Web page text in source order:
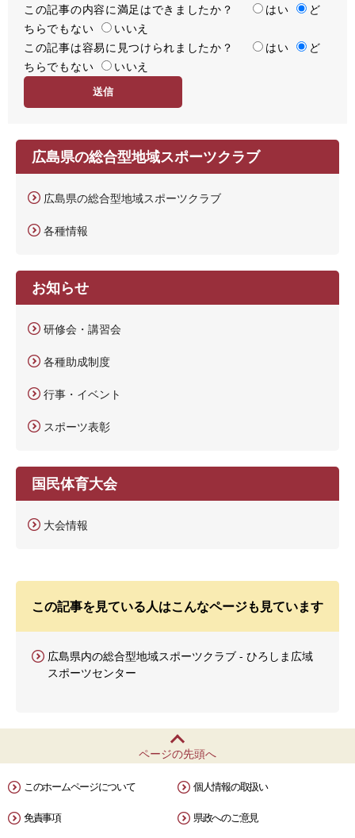
満
足
度
この記事の内容に満足はできましたか？ はい
ど
ちらでもない
いいえ
容
易
この記事は容易に見つけられましたか？ はい
ど
ちらでもない
いいえ
広島県の総合型地域スポーツクラブ
広島県の総合型地域スポーツクラブ
各種情報
お知らせ
研修会・講習会
各種助成制度
行事・イベント
スポーツ表彰
国民体育大会
大会情報
この記事を見ている人はこんなページも見ています
広島県内の総合型地域スポーツクラブ - ひろしま広域
スポーツセンター
ページの先頭へ
このホームページについて 個人情報の取扱い
免責事項 県政へのご意見